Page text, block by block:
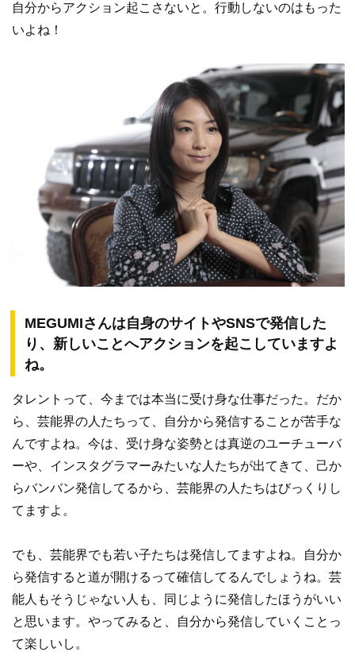
自分からアクション起こさないと。行動しないのはもった
いよね！
MEGUMIさんは自身のサイトやSNSで発信した
り、新しいことへアクションを起こしていますよ
ね。
タレントって、今までは本当に受け身な仕事だった。だか
ら、芸能界の人たちって、自分から発信することが苦手な
んですよね。今は、受け身な姿勢とは真逆のユーチューバ
ーや、インスタグラマーみたいな人たちが出てきて、己か
らバンバン発信してるから、芸能界の人たちはびっくりし
てますよ。
でも、芸能界でも若い子たちは発信してますよね。自分か
ら発信すると道が開けるって確信してるんでしょうね。芸
能人もそうじゃない人も、同じように発信したほうがいい
と思います。やってみると、自分から発信していくことっ
て楽しいし。